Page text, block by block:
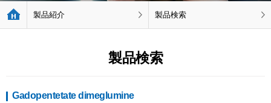
製品紹介 製品検索
製品検索
Gadopentetate dimeglumine